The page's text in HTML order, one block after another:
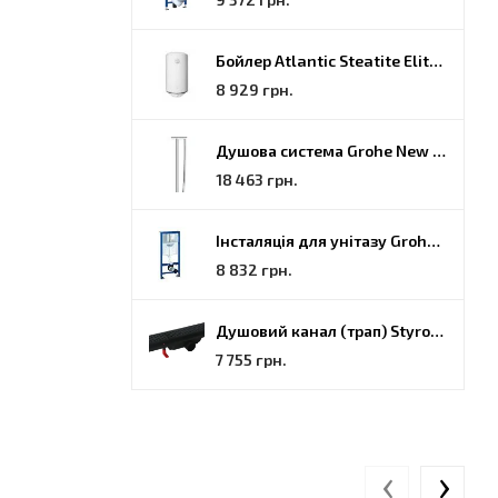
Бойлер Atlantic Steatite Elite VM 080 D400 2 BC, 80 (851188)
8 929 грн.
Душова система Grohe New Tempesta Cosmopolitan (27922000)
18 463 грн.
Інсталяція для унітазу Grohe Rapid SL (38772001)
8 832 грн.
Душовий канал (трап) Styron, решітка Гармонія, 70 (STY-H-70-FF)
7 755 грн.
‹ ›